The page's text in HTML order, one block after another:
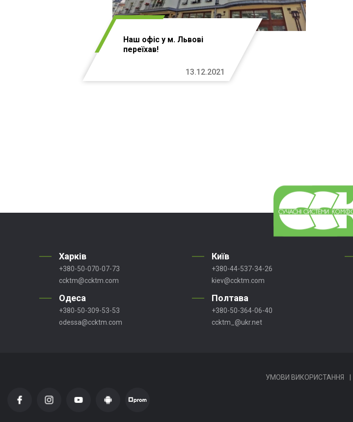
Наш офіс у м. Львові
переїхав!
13.12.2021
Харків
+380-50-070-07-73
ccktm@ccktm.com
Київ
+380-44-537-34-26
kiev@ccktm.com
Одеса
+380-50-309-53-53
odessa@ccktm.com
Полтава
+380-50-364-06-40
ccktm_@ukr.net
УМОВИ ВИКОРИСТАННЯ